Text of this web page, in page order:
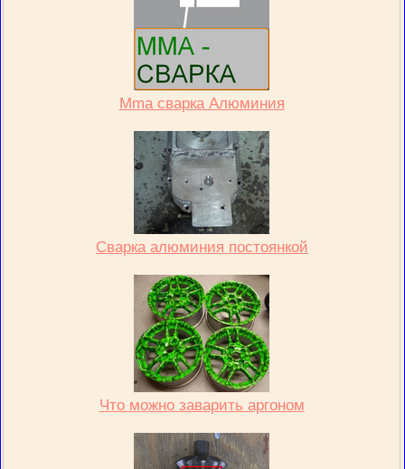
Mma сварка Алюминия
Сварка алюминия постоянкой
Что можно заварить аргоном